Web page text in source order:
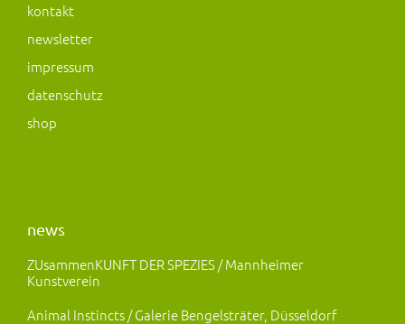
r
a
m
o
k
kontakt
newsletter
impressum
datenschutz
shop
news
ZUsammenKUNFT DER SPEZIES / Mannheimer
Kunstverein
Animal Instincts / Galerie Bengelsträter, Düsseldorf